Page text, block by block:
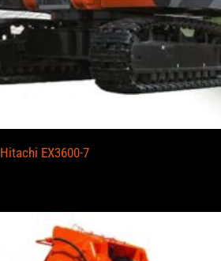
Hitachi EX3600-7